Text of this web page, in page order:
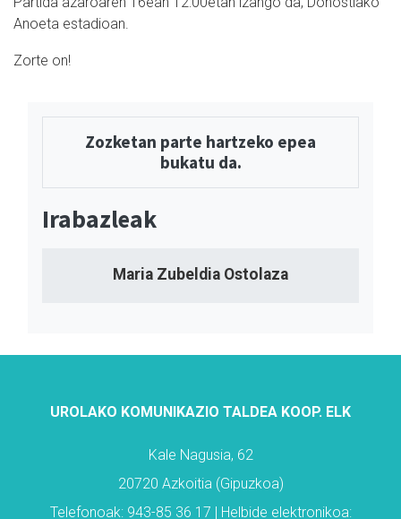
Anoeta estadioan.
Zorte on!
Zozketan parte hartzeko epea
bukatu da.
Irabazleak
Maria Zubeldia Ostolaza
UROLAKO KOMUNIKAZIO TALDEA KOOP. ELK
Kale Nagusia, 62
20720 Azkoitia (Gipuzkoa)
Telefonoak: 943-85 36 17 | Helbide elektronikoa: